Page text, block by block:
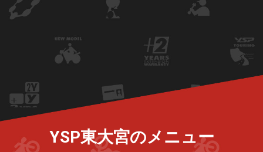
YSP東大宮のメニュー